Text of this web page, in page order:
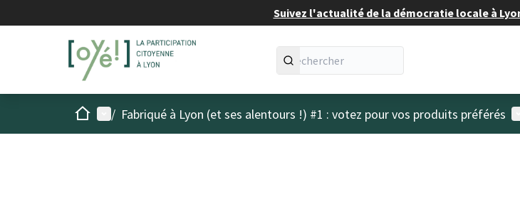
Suivez l'actualité de la démocratie locale à
AccueilMenu principal
/ Fabriqué à Lyon (et ses alentours !) #1 : votez pour vos produits préférés